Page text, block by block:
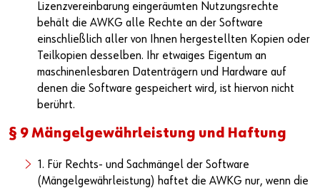
Lizenzvereinbarung eingeräumten Nutzungsrechte
behält die AWKG alle Rechte an der Software
einschließlich aller von Ihnen hergestellten Kopien oder
Teilkopien desselben. Ihr etwaiges Eigentum an
maschinenlesbaren Datenträgern und Hardware auf
denen die Software gespeichert wird, ist hiervon nicht
berührt.
§ 9 Mängelgewährleistung und Haftung
1. Für Rechts- und Sachmängel der Software
(Mängelgewährleistung) haftet die AWKG nur, wenn die